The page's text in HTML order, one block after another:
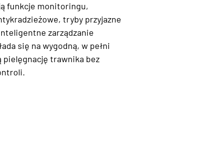
funkcje monitoringu,
tryby przyjazne
zarządzanie
się na wygodną, w pełni
pielęgnację trawnika bez